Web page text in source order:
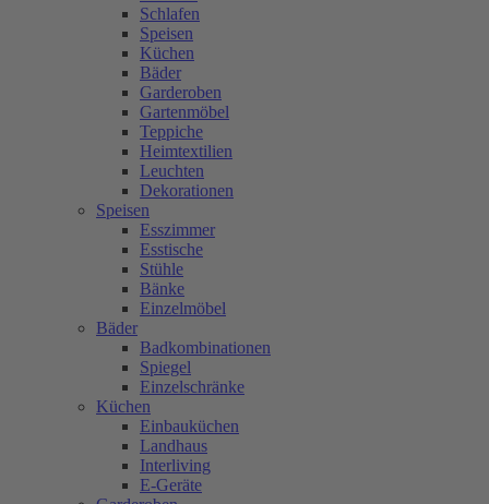
Schlafen
Speisen
Küchen
Bäder
Garderoben
Gartenmöbel
Teppiche
Heimtextilien
Leuchten
Dekorationen
Speisen
Esszimmer
Esstische
Stühle
Bänke
Einzelmöbel
Bäder
Badkombinationen
Spiegel
Einzelschränke
Küchen
Einbauküchen
Landhaus
Interliving
E-Geräte